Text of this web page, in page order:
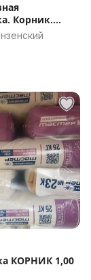
Корник.
КОРНИК 1,00